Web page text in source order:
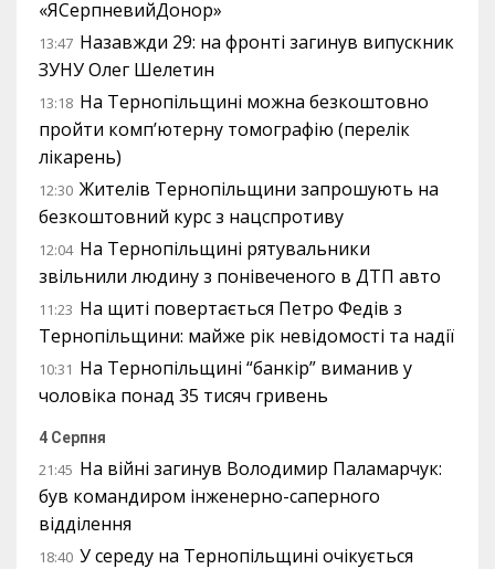
«ЯСерпневийДонор»
13:47 Назавжди 29: на фронті загинув випускник
ЗУНУ Олег Шелетин
13:18 На Тернопільщині можна безкоштовно
пройти комп’ютерну томографію (перелік
лікарень)
12:30 Жителів Тернопільщини запрошують на
безкоштовний курс з нацспротиву
12:04 На Тернопільщині рятувальники
звільнили людину з понівеченого в ДТП авто
11:23 На щиті повертається Петро Федів з
Тернопільщини: майже рік невідомості та надії
10:31 На Тернопільщині “банкір” виманив у
чоловіка понад 35 тисяч гривень
4 Серпня
21:45 На війні загинув Володимир Паламарчук:
був командиром інженерно-саперного
відділення
18:40 У середу на Тернопільщині очікується